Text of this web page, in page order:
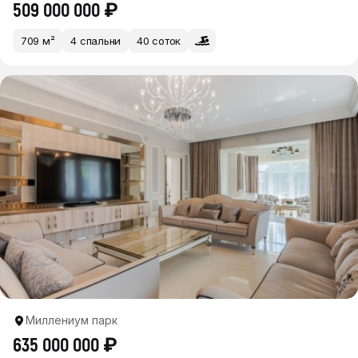
509 000 000 ₽
709 м² 4 спальни 40 соток
Миллениум парк
635 000 000 ₽